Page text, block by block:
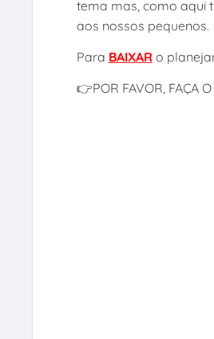
tema mas, como aqui
aos nossos pequenos.
Para BAIXARo
👉POR FAVOR, FAÇA